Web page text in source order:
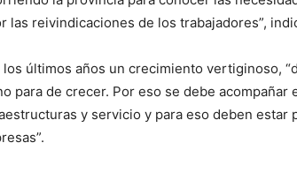
las reivindicaciones de los trabajadores”,
últimos años un crecimiento vertiginoso,
para de crecer. Por eso se debe acompañar
y servicio y para eso deben estar